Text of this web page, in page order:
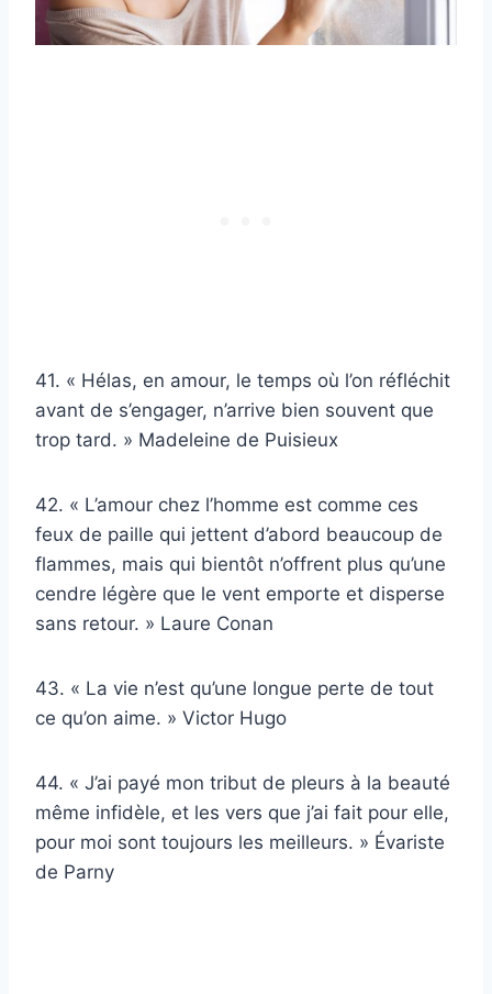
41. « Hélas, en amour, le temps où l’on réfléchit
avant de s’engager, n’arrive bien souvent que
trop tard. » Madeleine de Puisieux
42. « L’amour chez l’homme est comme ces
feux de paille qui jettent d’abord beaucoup de
flammes, mais qui bientôt n’offrent plus qu’une
cendre légère que le vent emporte et disperse
sans retour. » Laure Conan
43. « La vie n’est qu’une longue perte de tout
ce qu’on aime. » Victor Hugo
44. « J’ai payé mon tribut de pleurs à la beauté
même infidèle, et les vers que j’ai fait pour elle,
pour moi sont toujours les meilleurs. » Évariste
de Parny